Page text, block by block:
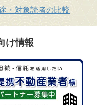
・対象読者の比較
け情報